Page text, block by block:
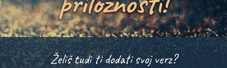
Želiš tudi ti dodati svoj verz?